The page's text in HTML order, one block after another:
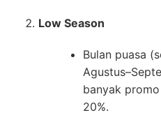
Low Season
Bulan puasa
banyak
20%.